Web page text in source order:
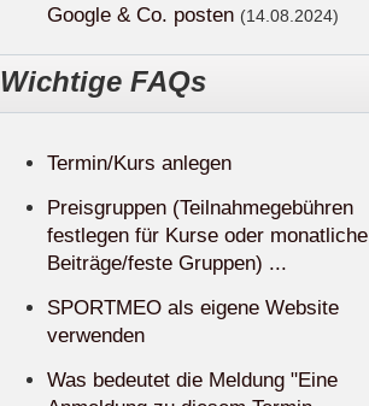
Google & Co. posten (14.08.2024)
Wichtige FAQs
Termin/Kurs anlegen
Preisgruppen (Teilnahmegebühren
festlegen für Kurse oder monatliche
Beiträge/feste Gruppen) ...
SPORTMEO als eigene Website
verwenden
Was bedeutet die Meldung "Eine